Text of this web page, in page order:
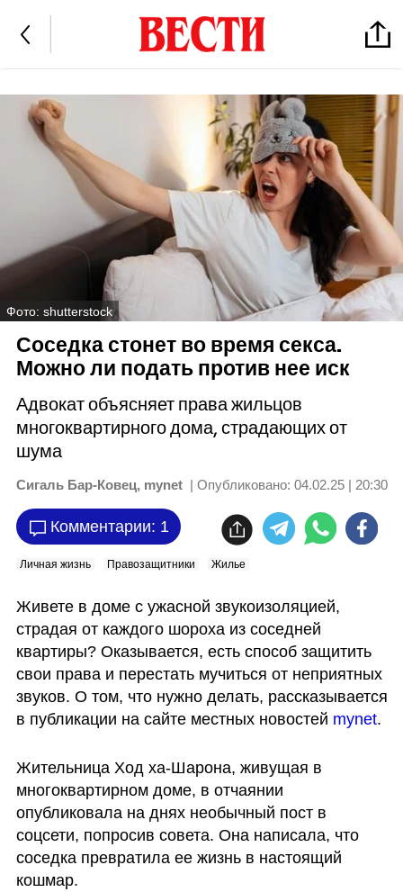
Фото: shutterstock
Соседка стонет во время секса.
Можно ли подать против нее иск
Адвокат объясняет права жильцов
многоквартирного дома, страдающих от
шума
Сигаль Бар-Ковец, mynet | Опубликовано: 04.02.25 | 20:30
Комментарии: 1
Личная жизнь Правозащитники Жилье
Живете в доме с ужасной звукоизоляцией,
страдая от каждого шороха из соседней
квартиры? Оказывается, есть способ защитить
свои права и перестать мучиться от неприятных
звуков. О том, что нужно делать, рассказывается
в публикации на сайте местных новостей mynet.
Жительница Ход ха-Шарона, живущая в
многоквартирном доме, в отчаянии
опубликовала на днях необычный пост в
соцсети, попросив совета. Она написала, что
соседка превратила ее жизнь в настоящий
кошмар.